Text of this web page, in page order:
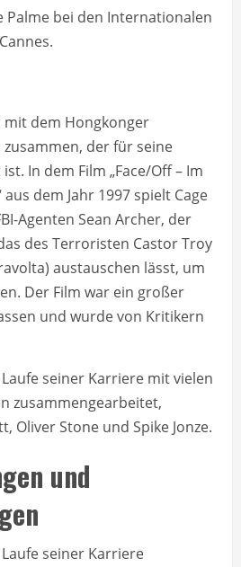
Palme bei den Internationalen
mit dem Hongkonger
zusammen, der für seine
In dem Film „Face/Off – Im
dem Jahr 1997 spielt Cage
Agenten Sean Archer, der
des Terroristen Castor Troy
austauschen lässt, um
Der Film war ein großer
und wurde von Kritikern
seiner Karriere mit vielen
zusammengearbeitet,
Oliver Stone und Spike Jonze.
und
seiner Karriere